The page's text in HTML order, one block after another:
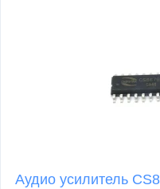
Аудио усилитель